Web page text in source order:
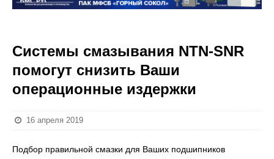
Системы смазывания NTN-SNR
помогут снизить Ваши
операционные издержки
16 апреля 2019
Подбор правильной смазки для Ваших подшипников